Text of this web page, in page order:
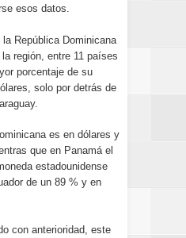
esos datos.
República Dominicana
región, entre 11 países
porcentaje de su
solo por detrás de
es en dólares y
que en Panamá el
estadounidense
de un 89 % y en
con anterioridad, este